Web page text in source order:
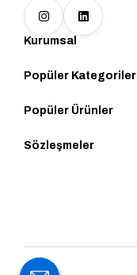
Kurumsal
Popüler Kategoriler
Popüler Ürünler
Sözleşmeler